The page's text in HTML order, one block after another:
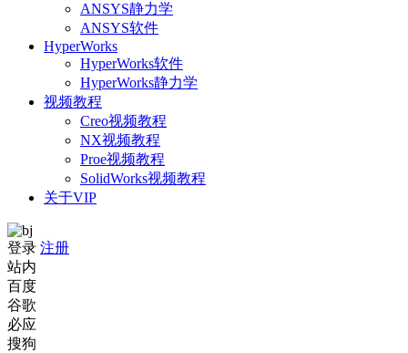
ANSYS静力学
ANSYS软件
HyperWorks
HyperWorks软件
HyperWorks静力学
视频教程
Creo视频教程
NX视频教程
Proe视频教程
SolidWorks视频教程
关于VIP
登录 注册
站内
百度
谷歌
必应
搜狗